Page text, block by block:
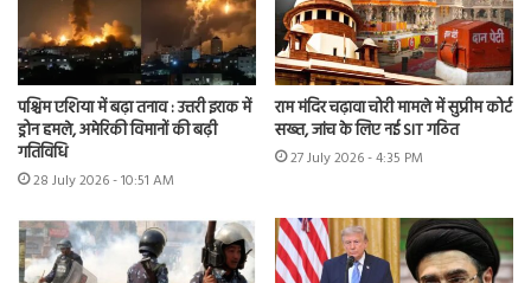
पश्चिम एशिया में बढ़ा तनाव : उत्तरी इराक में
ड्रोन हमले, अमेरिकी विमानों की बढ़ी
गतिविधि
28 July 2026 - 10:51 AM
राम मंदिर चढ़ावा चोरी मामले में सुप्रीम कोर्ट
सख्त, जांच के लिए नई SIT गठित
27 July 2026 - 4:35 PM